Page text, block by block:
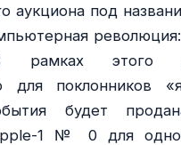
аукциона под
рамках этого
для поклонников
будет
1 № 0 для